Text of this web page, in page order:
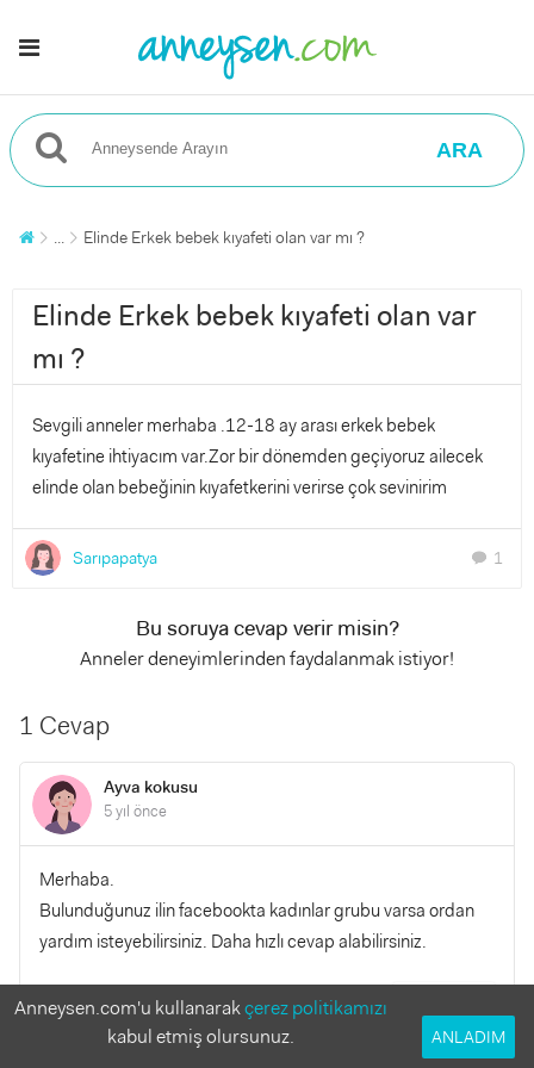
ARA
... Elinde Erkek bebek kıyafeti olan var mı ?
Elinde Erkek bebek kıyafeti olan var
mı ?
Sevgili anneler merhaba .12-18 ay arası erkek bebek
kıyafetine ihtiyacım var.Zor bir dönemden geçiyoruz ailecek
elinde olan bebeğinin kıyafetkerini verirse çok sevinirim
Sarıpapatya chat 1
Bu soruya cevap verir misin?
Anneler deneyimlerinden faydalanmak istiyor!
1 Cevap
Ayva kokusu
5 yıl önce
Merhaba.
Bulunduğunuz ilin facebookta kadınlar grubu varsa ordan
yardım isteyebilirsiniz. Daha hızlı cevap alabilirsiniz.
0 0
Anneysen.com'u kullanarakçerez politikamızı
kabul etmiş olursunuz.
ANLADIM